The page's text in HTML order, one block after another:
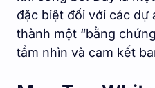
đặc biệt đối với các dự
thành một “bằng
tầm nhìn và cam kết